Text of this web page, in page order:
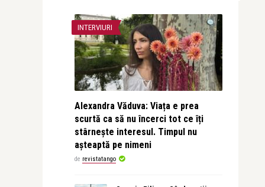
INTERVIURI
Alexandra Văduva: Viața e prea
scurtă ca să nu încerci tot ce îți
stârnește interesul. Timpul nu
așteaptă pe nimeni
de revistatango